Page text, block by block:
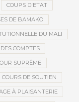
COUPS D'ETAT
DE BAMAKO
DU MALI
COMPTES
SUPRÊME
COURS DE SOUTIEN
À PLAISANTERIE